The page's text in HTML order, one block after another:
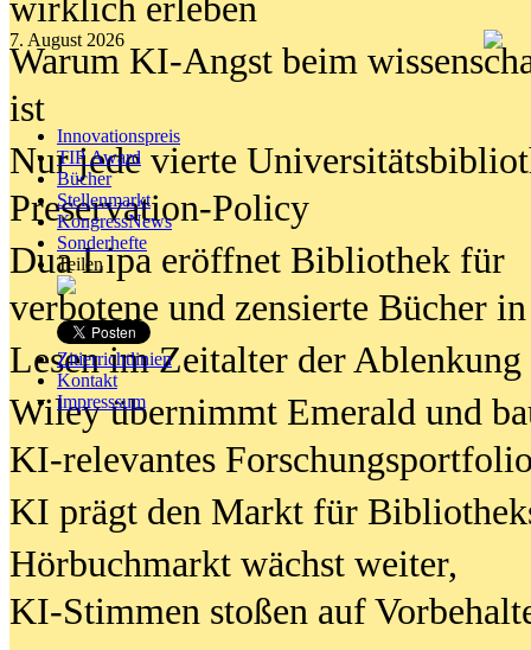
7. August 2026
Innovationspreis
TIP Award
Bücher
Stellenmarkt
KongressNews
Sonderhefte
Teilen
Zitierrichtlinien
Kontakt
Impresssum
wirklich erleben
Warum KI-Angst beim
ist
Nur jede vierte
Preservation-Policy
Dua Lipa eröffnet Bibliothek für
verbotene und zensierte Bücher
Lesen im Zeitalter der Ablenkung
Wiley übernimmt Emerald und
KI-relevantes
KI prägt den Markt für
Hörbuchmarkt wächst weiter,
KI-Stimmen stoßen auf